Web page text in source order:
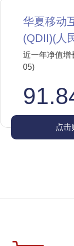
华夏移动
(QDII)(人
近一年净值增
05)
点击